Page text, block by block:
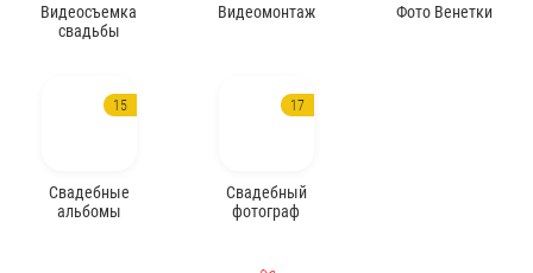
Видеосъемка
свадьбы
Видеомонтаж Фото Венетки
15
Свадебные
альбомы
17
Свадебный
фотограф